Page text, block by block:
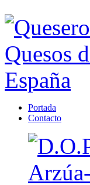
Portada
Contacto